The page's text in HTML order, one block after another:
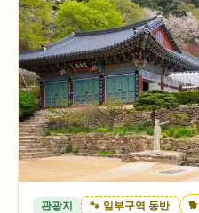
관광지 🐾 일부구역 동반 🐕